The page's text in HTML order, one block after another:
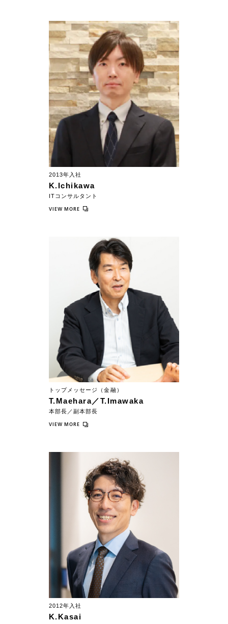
2013年入社
K.Ichikawa
ITコンサルタント
VIEW MORE
トップメッセージ（金融）
T.Maehara／T.Imawaka
本部長／副本部長
VIEW MORE
2012年入社
K.Kasai